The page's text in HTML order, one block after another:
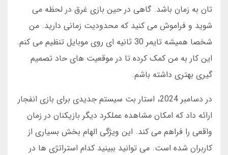
تان به زمان باشد. گاهی در حین بازی غرق در لحظه می
شوید و فراموش می کنید که محدودیت زمانی دارید. من
شخصا همیشه تایمر 30 ثانیه ای روی موبایل تنظیم می کنم.
این کار به من کمک کرده تا در موقعیت های حاد تصمیم
گیری بهتری داشته باشم.
در دسامبر 2024، استار بت سیستم جدیدی برای بازی انفجار
ارائه داد که امکان مشاهده عملکرد دیگر بازیکنان در زمان
واقعی را فراهم می کند. این ویژگی الهام بخش بسیاری از
کاربران شده است. می توانید ببینید کدام استراتژی ها در